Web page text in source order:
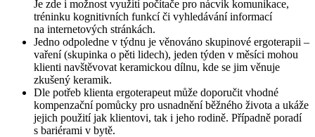
Je zde i možnost využití počítače pro nácvik komunikace,
tréninku kognitivních funkcí či vyhledávání informací
na internetových stránkách.
Jedno odpoledne v týdnu je věnováno skupinové ergoterapii –
vaření (skupinka o pěti lidech), jeden týden v měsíci mohou
klienti navštěvovat keramickou dílnu, kde se jim věnuje
zkušený keramik.
Dle potřeb klienta ergoterapeut může doporučit vhodné
kompenzační pomůcky pro usnadnění běžného života a ukáže
jejich použití jak klientovi, tak i jeho rodině. Případně poradí
s bariérami v bytě.